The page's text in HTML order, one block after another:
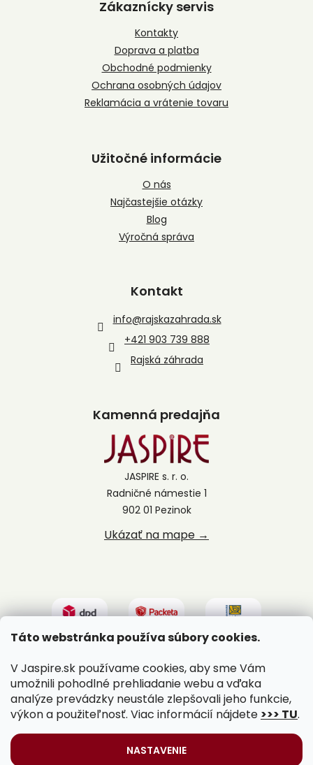
Táto webstránka používa súbory cookies.
V Jaspire.sk používame cookies, aby sme Vám
umožnili pohodlné prehliadanie webu a vďaka
analýze prevádzky neustále zlepšovali jeho funkcie,
výkon a použiteľnosť. Viac informácií nájdete >>> TU.
NASTAVENIE
Zákaznícky servis
Kontakty
Doprava a platba
Obchodné podmienky
Ochrana osobných údajov
Reklamácia a vrátenie tovaru
Užitočné informácie
O nás
Najčastejšie otázky
Blog
Výročná správa
Kontakt
info@rajskazahrada.sk
+421 903 739 888
Rajská záhrada
Kamenná predajňa
JASPIRE s. r. o.
Radničné námestie 1
902 01 Pezinok
Ukázať na mape →